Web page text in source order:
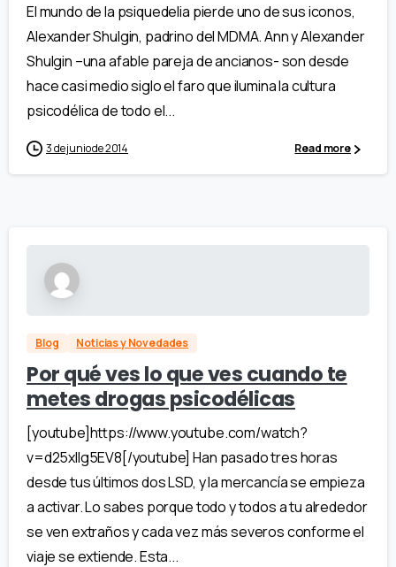
El mundo de la psiquedelia pierde uno de sus iconos,
Alexander Shulgin, padrino del MDMA. Ann y Alexander
Shulgin –una afable pareja de ancianos- son desde
hace casi medio siglo el faro que ilumina la cultura
psicodélica de todo el...
3 de junio de 2014 Read more
Blog Noticias y Novedades
Por qué ves lo que ves cuando te
metes drogas psicodélicas
[youtube]https://www.youtube.com/watch?
v=d25xlIg5EV8[/youtube] Han pasado tres horas
desde tus últimos dos LSD, y la mercancía se empieza
a activar. Lo sabes porque todo y todos a tu alrededor
se ven extraños y cada vez más severos conforme el
viaje se extiende. Esta...